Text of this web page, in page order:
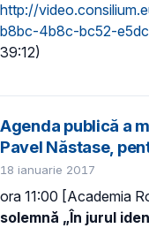
http://
b8bc-4b8c-bc52-
39:12)
Agenda publică a
Pavel Năstase,
18 ianuarie 2017
ora 11:00 [Academia
solemnă „În jurul